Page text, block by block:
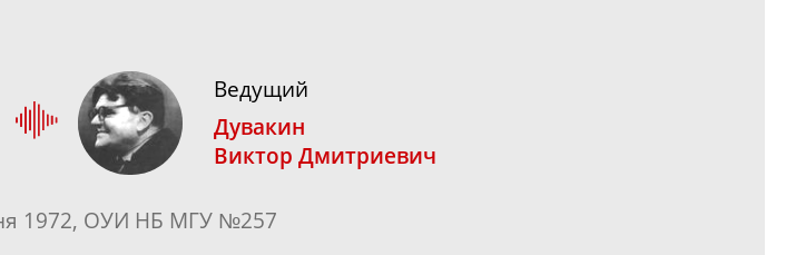
Ведущий
Дувакин
Виктор Дмитриевич
1972, ОУИ НБ МГУ №257